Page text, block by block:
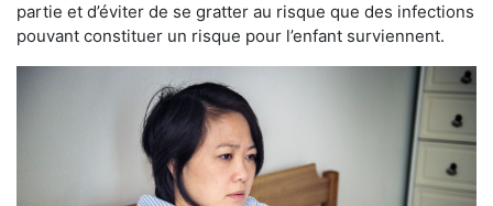
partie et d’éviter de se gratter au risque que des infections
pouvant constituer un risque pour l’enfant surviennent.